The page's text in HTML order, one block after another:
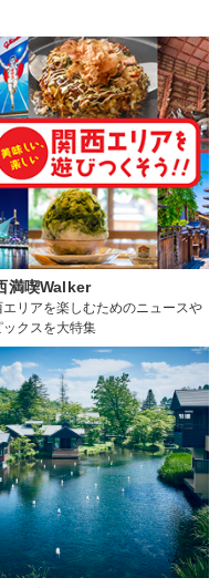
満喫Walker
エリアを楽しむためのニュースや
ックスを大特集